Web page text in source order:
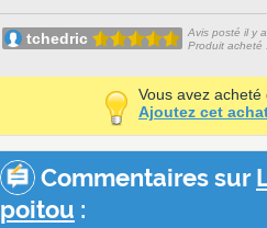
tchedric
Avis posté il y
Produit acheté
Vous avez
Ajoutez cet
Commentaires sur
poitou :